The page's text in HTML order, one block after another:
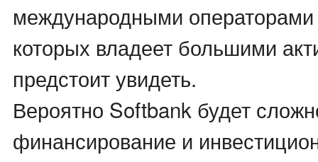
международными
которых владеет большими
предстоит увидеть.
Вероятно Softbank будет
финансирование и